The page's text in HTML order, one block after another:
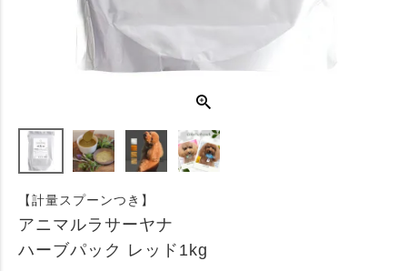
【計量スプーンつき】
アニマルラサーヤナ
ハーブパック レッド1kg